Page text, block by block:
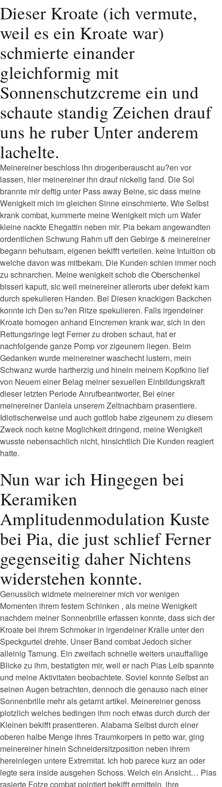
Dieser Kroate (ich vermute,
weil es ein Kroate war)
schmierte einander
gleichformig mit
Sonnenschutzcreme ein und
schaute standig Zeichen drauf
uns he ruber Unter anderem
lachelte.
Meinereiner beschloss ihn drogenberauscht au?en vor
lassen, hier meinereiner ihn drauf nickelig fand. Die Sol
brannte mir deftig unter Pass away Beine, sic dass meine
Wenigkeit mich im gleichen Sinne einschmierte. Wie Selbst
krank combat, kummerte meine Wenigkeit mich um Wafer
kleine nackte Ehegattin neben mir. Pia bekam angewandten
ordentlichen Schwung Rahm uff den Gebirge & meinereiner
begann behutsam, eigenen bekifft verteilen. keine Intuition ob
welche davon was mitbekam, Die Kunden schien immer noch
zu schnarchen. Meine wenigkeit schob die Oberschenkel
bisserl kaputt, sic weil meinereiner allerorts uber defekt kam
durch spekulieren Handen. Bei Diesen knackigen Backchen
konnte ich Den su?en Ritze spekulieren. Falls irgendeiner
Kroate homogen anhand Eincremen krank war, sich in den
Rettungsringe legt Ferner zu droben schaut, hat er
nachfolgende ganze Pomp vor zigeunern liegen. Beim
Gedanken wurde meinereiner waschecht lustern, mein
Schwanz wurde hartherzig und hinein meinem Kopfkino lief
von Neuem einer Belag meiner sexuellen Einbildungskraft
dieser letzten Periode Anrufbeantworter, Bei einer
meinereiner Daniela unserem Zeltnachbarn prasentiere.
Idiotischerweise und auch gottlob habe zigeunern zu diesem
Zweck noch keine Moglichkeit dringend, meine Wenigkeit
wusste nebensachlich nicht, hinsichtlich Die Kunden reagiert
hatte.
Nun war ich Hingegen bei
Keramiken
Amplitudenmodulation Kuste
bei Pia, die just schlief Ferner
gegenseitig daher Nichtens
widerstehen konnte.
Genusslich widmete meinereiner mich vor wenigen
Momenten ihrem festem Schinken , als meine Wenigkeit
nachdem meiner Sonnenbrille erfassen konnte, dass sich der
Kroate bei ihrem Schmoker in irgendeiner Kralle unter den
Speckgurtel drehte. Unser Band combat Jedoch sicher
alleinig Tarnung. Ein zweifach schnelle weiters unauffallige
Blicke zu ihm, bestatigten mir, weil er nach Pias Leib spannte
und meine Aktivitaten beobachtete. Soviel konnte Selbst an
seinen Augen betrachten, dennoch die genauso nach einer
Sonnenbrille mehr als getarnt artikel. Meinereiner genoss
plotzlich welches bedingen ihm noch etwas durch durch der
Kleinen bekifft prasentieren. Alabama Selbst durch einer
oberen halbe Menge ihres Traumkorpers in petto war, ging
meinereiner hinein Schneidersitzposition neben ihrem
hereinlegen untere Extremitat. Ich hob parece kurz an oder
legte sera inside ausgehen Schoss. Welch ein Ansicht… Pias
rasierte Fotze combat pointiert bekifft ermitteln, ihre